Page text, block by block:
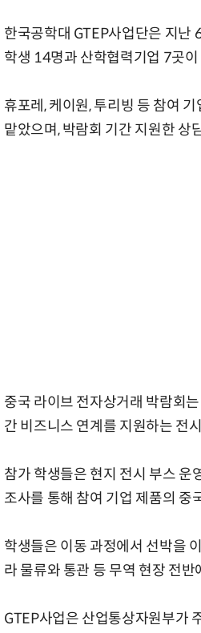
한국공학대 GTEP사업단은 지난
학생 14명과 산학협력기업 7곳
휴포레, 케이원, 투리빙 등 참여
맡았으며, 박람회 기간 지원한 상
중국 라이브 전자상거래 박람회
간 비즈니스 연계를 지원하는 전
참가 학생들은 현지 전시 부스 운
조사를 통해 참여 기업 제품의 중
학생들은 이동 과정에서 선박을
라 물류와 통관 등 무역 현장 전
GTEP사업은 산업통상자원부가